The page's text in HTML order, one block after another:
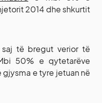
2014 dhe shkurtit
të bregut verior të
50% e qytetarëve
e tyre jetuan në